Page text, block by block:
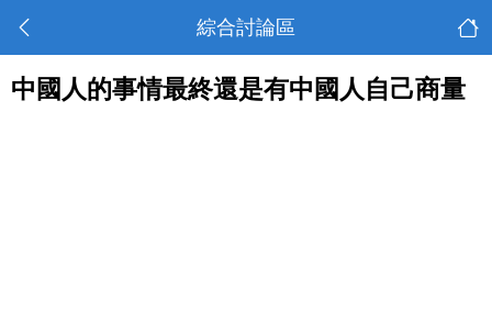
綜合討論區
中國人的事情最終還是有中國人自己商量